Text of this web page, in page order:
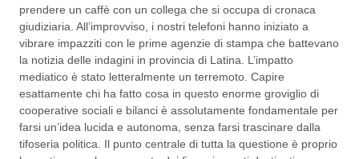
prendere un caffè con un collega che si occupa di cronaca
giudiziaria. All’improvviso, i nostri telefoni hanno iniziato a
vibrare impazziti con le prime agenzie di stampa che battevano
la notizia delle indagini in provincia di Latina. L’impatto
mediatico è stato letteralmente un terremoto. Capire
esattamente chi ha fatto cosa in questo enorme groviglio di
cooperative sociali e bilanci è assolutamente fondamentale per
farsi un’idea lucida e autonoma, senza farsi trascinare dalla
tifoseria politica. Il punto centrale di tutta la questione è proprio